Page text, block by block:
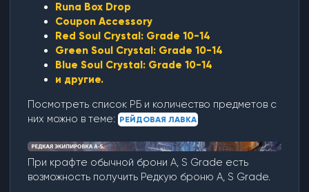
Runa Box Drop
Coupon Accessory
Red Soul Crystal: Grade 10-14
Green Soul Crystal: Grade 10-14
Blue Soul Crystal: Grade 10-14
и другие.
Посмотреть список РБ и количество предметов с
них можно в теме:РЕЙДОВАЯ ЛАВКА
При крафте обычной брони A, S Grade есть
возможность получить Редкую броню A, S Grade.